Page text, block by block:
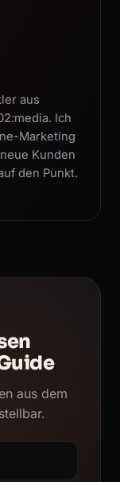
aus
Ich
Marketing
Kunden
den Punkt.
aus dem